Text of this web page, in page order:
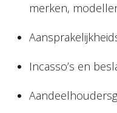
merken,
Incasso’s en